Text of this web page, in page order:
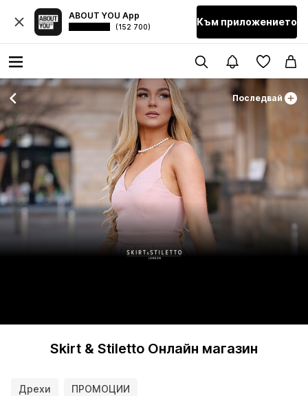
ABOUT YOU App
(152 700) Към приложението
Последвай
Skirt & Stiletto Онлайн магазин
Дрехи ПРОМОЦИИ